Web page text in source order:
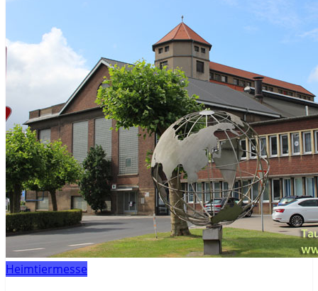
Heimtiermesse